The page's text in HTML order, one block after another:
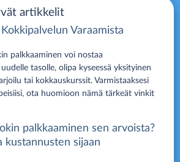
artikkelit
Varaamista
palkkaaminen voi nostaa
tasolle, olipa kyseessä yksityinen
tai kokkauskurssit. Varmistaaksesi
ota huomioon nämä tärkeät vinkit
palkkaaminen sen arvoista?
kustannusten sijaan